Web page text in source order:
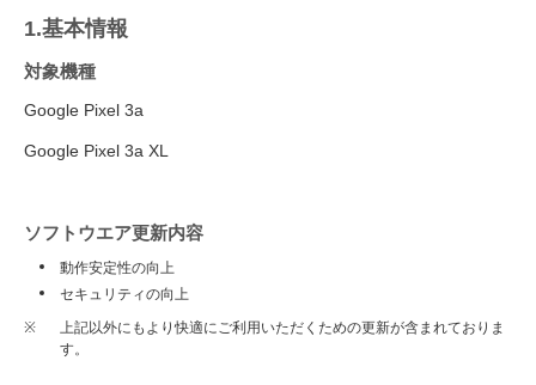
1.基本情報
対象機種
Google Pixel 3a
Google Pixel 3a XL
ソフトウエア更新内容
動作安定性の向上
セキュリティの向上
※
上記以外にもより快適にご利用いただくための更新が含まれておりま
す。